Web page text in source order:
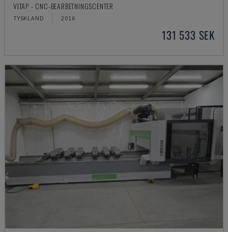
VITAP - CNC-BEARBETNINGSCENTER
TYSKLAND 2016
131 533 SEK